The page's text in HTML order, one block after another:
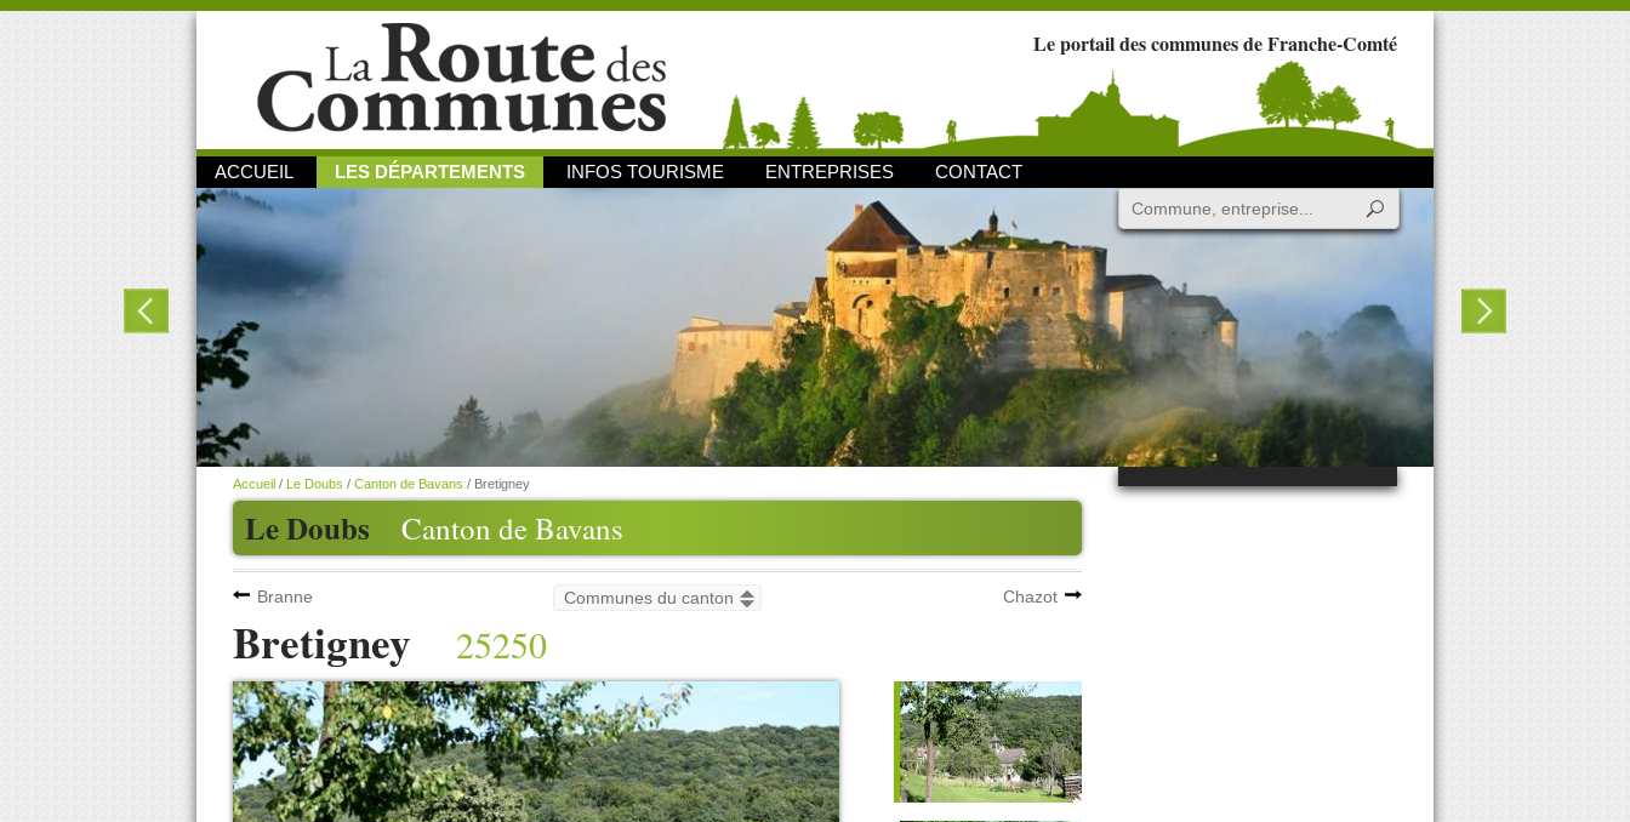
Le portail des communes de Franche-Comté
ACCUEIL LES DÉPARTEMENTS INFOS TOURISME ENTREPRISES CONTACT
Le Doubs Canton de Bavans
Accueil / Le Doubs / Canton de Bavans / Bretigney
Branne Chazot
Bretigney 25250